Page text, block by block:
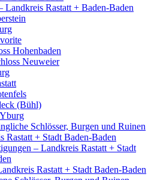
Landkreis Rastatt + Baden-Baden
Hohenbaden
Neuweier
(Bühl)
Schlösser, Burgen und Ruinen
Rastatt + Stadt Baden-Baden
– Landkreis Rastatt + Stadt
Rastatt + Stadt Baden-Baden